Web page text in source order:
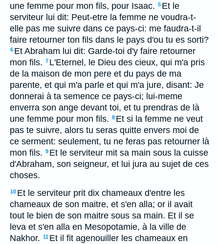
une femme pour mon fils, pour Isaac. 5 Et le
serviteur lui dit: Peut-etre la femme ne voudra-t-
elle pas me suivre dans ce pays-ci: me faudra-t-il
faire retourner ton fils dans le pays d'ou tu es sorti?
6 Et Abraham lui dit: Garde-toi d'y faire retourner
mon fils. 7 L'Eternel, le Dieu des cieux, qui m'a pris
de la maison de mon pere et du pays de ma
parente, et qui m'a parle et qui m'a jure, disant: Je
donnerai à ta semence ce pays-ci; lui-meme
enverra son ange devant toi, et tu prendras de là
une femme pour mon fils. 8 Et si la femme ne veut
pas te suivre, alors tu seras quitte envers moi de
ce serment: seulement, tu ne feras pas retourner là
mon fils. 9 Et le serviteur mit sa main sous la cuisse
d'Abraham, son seigneur, et lui jura au sujet de ces
choses.
10 Et le serviteur prit dix chameaux d'entre les
chameaux de son maitre, et s'en alla; or il avait
tout le bien de son maitre sous sa main. Et il se
leva et s'en alla en Mesopotamie, à la ville de
Nakhor. 11 Et il fit agenouiller les chameaux en